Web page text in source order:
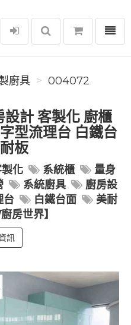
選單
廚具 004072
設計 客製化 廚櫃
型流理台 白鐵台
板
化 系統櫃
量身
系統廚具
廚房設
台 白鐵台面
美耐
房世界】
訊